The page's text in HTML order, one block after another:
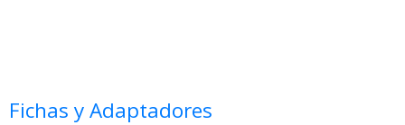
Fichas y Adaptadores